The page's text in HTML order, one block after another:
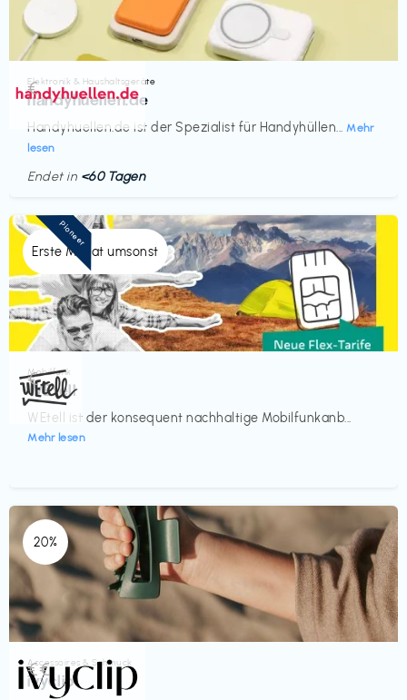
Elektronik & Haushaltsgeräte
handyhuellen.de
Handyhuellen.de ist der Spezialist für Handyhüllen... Mehr
lesen
€‎
Endet in <60 Tagen
Erste Monat umsonst
Mobilfunk
WEtell
WEtell ist der konsequent nachhaltige Mobilfunkanb...
Mehr lesen
€‎
Pioneer
20%
Accessoires & Schmuck
ivyclip
€€‎